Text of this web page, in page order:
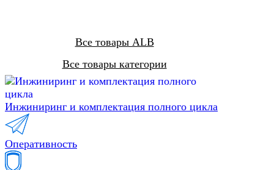
Все товары ALB
Все товары категории
Инжиниринг и комплектация полного цикла
Оперативность